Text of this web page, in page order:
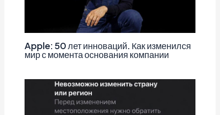
Apple: 50 лет инноваций. Как изменился
мир с момента основания компании